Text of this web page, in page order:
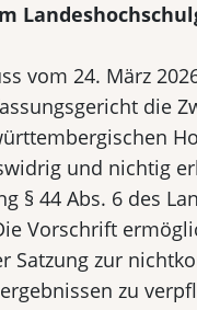
vom 24. März
die
und nichtig
§ 44 Abs. 6 des
Vorschrift
Satzung zur
zu